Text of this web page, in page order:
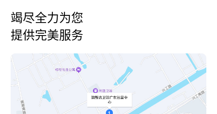
竭尽全力为您
提供完美服务